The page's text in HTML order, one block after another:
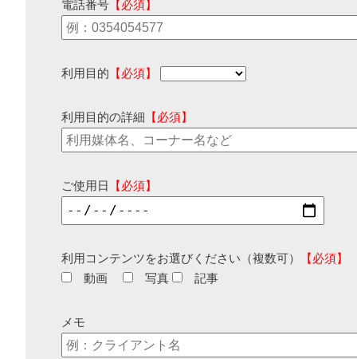
電話番号 【必須】
利用目的 【必須】
利用目的の詳細 【必須】
ご使用日 【必須】
利用コンテンツをお選びください（複数可）
【必須】
動画
写真 記事
メモ